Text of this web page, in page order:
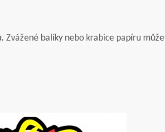
balíky nebo krabice papíru